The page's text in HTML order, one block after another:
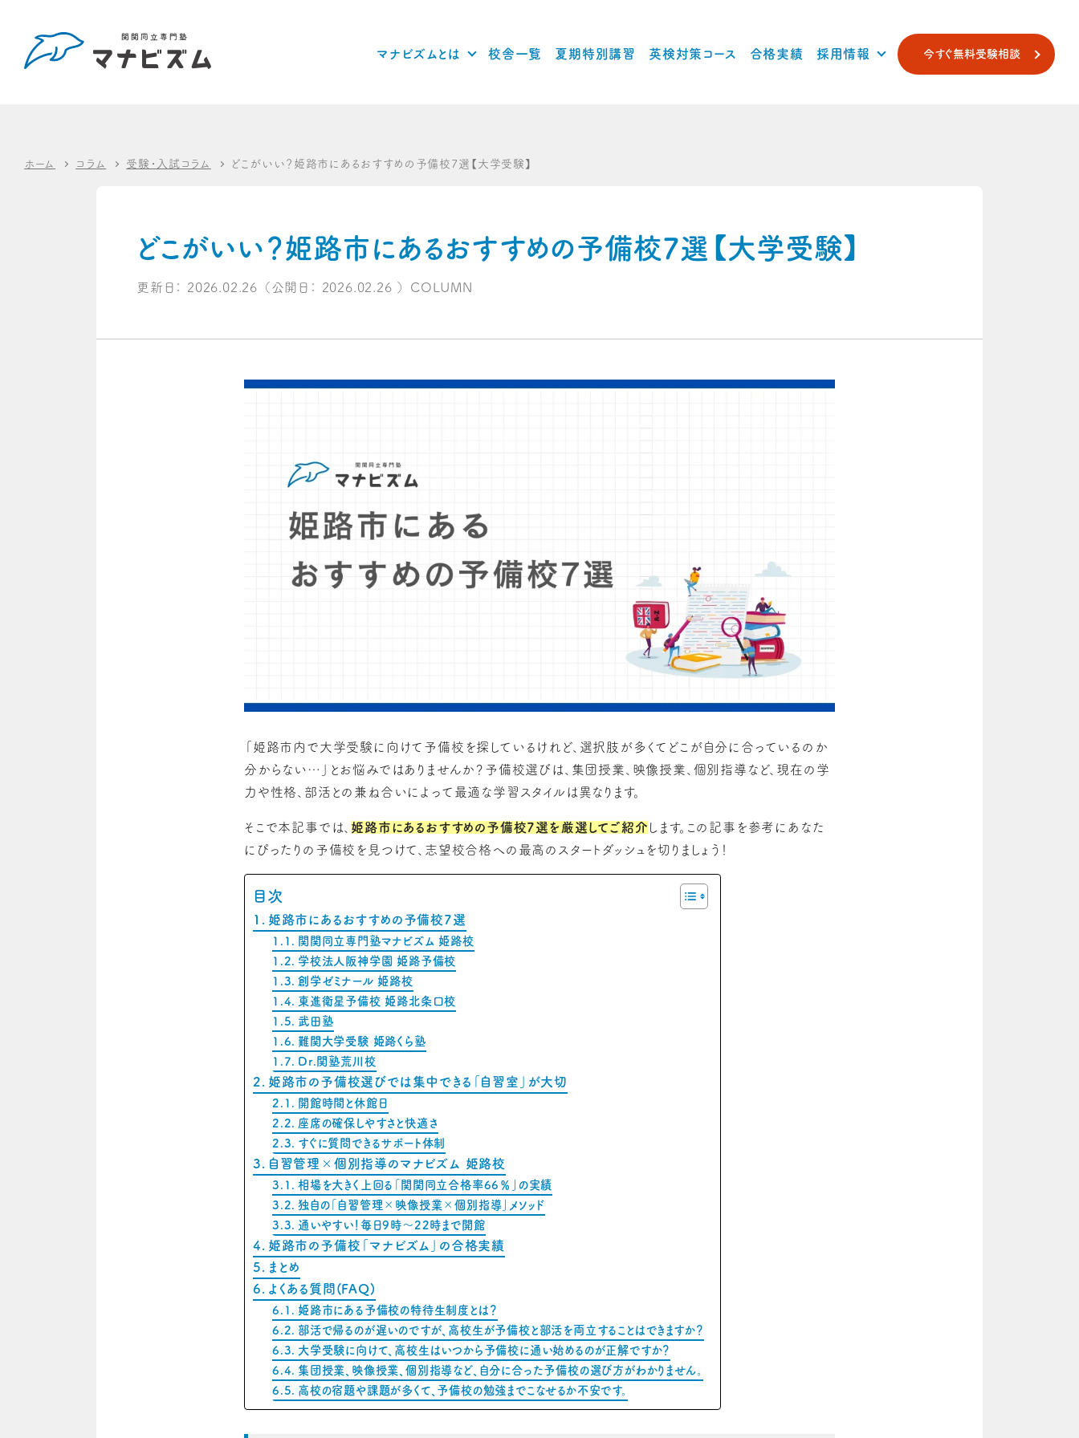
マナビズムとは 校舎一覧 夏期特別講習 英検対策コース 合格実績 採用情報 今すぐ無料受験相談
ホーム コラム 受験・入試コラム どこがいい？姫路市にあるおすすめの予備校7選【大学受験】
どこがいい？姫路市にあるおすすめの予備校7選【大学受験】
更新日： 2026.02.26 （公開日： 2026.02.26 ） COLUMN
「姫路市内で大学受験に向けて予備校を探しているけれど、選択肢が多くてどこが自分に合っているのか
分からない…」とお悩みではありませんか？予備校選びは、集団授業、映像授業、個別指導など、現在の学
力や性格、部活との兼ね合いによって最適な学習スタイルは異なります。
そこで本記事では、 姫路市にあるおすすめの予備校7選を厳選してご紹介 します。この記事を参考にあなた
にぴったりの予備校を見つけて、志望校合格への最高のスタートダッシュを切りましょう！
目次
姫路市にあるおすすめの予備校7選
関関同立専門塾マナビズム 姫路校
学校法人阪神学園 姫路予備校
創学ゼミナール 姫路校
東進衛星予備校 姫路北条口校
武田塾
難関大学受験 姫路くら塾
Dr.関塾荒川校
姫路市の予備校選びでは集中できる「自習室」が大切
開館時間と休館日
座席の確保しやすさと快適さ
すぐに質問できるサポート体制
自習管理×個別指導のマナビズム 姫路校
相場を大きく上回る「関関同立合格率66％」の実績
独自の「自習管理×映像授業×個別指導」メソッド
通いやすい！毎日9時～22時まで開館
姫路市の予備校「マナビズム」の合格実績
まとめ
よくある質問(FAQ)
姫路市にある予備校の特待生制度とは？
部活で帰るのが遅いのですが、高校生が予備校と部活を両立することはできますか？
大学受験に向けて、高校生はいつから予備校に通い始めるのが正解ですか？
集団授業、映像授業、個別指導など、自分に合った予備校の選び方がわかりません。
高校の宿題や課題が多くて、予備校の勉強までこなせるか不安です。